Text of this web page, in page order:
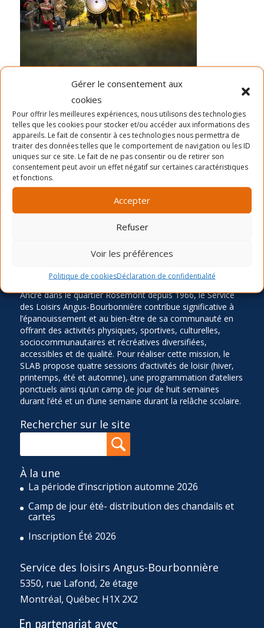
Gérer le consentement aux
cookies
Pour offrir les meilleures expériences, nous utilisons des technologies
telles que les cookies pour stocker et/ou accéder aux informations des
appareils. Le fait de consentir à ces technologies nous permettra de
traiter des données telles que le comportement de navigation ou les ID
uniques sur ce site. Le fait de ne pas consentir ou de retirer son
consentement peut avoir un effet négatif sur certaines caractéristiques
et fonctions.
Accepter
Refuser
Voir les préférences
Politique de cookiesDéclaration de confidentialité
Dernières nouvelles
La période d’inscription automne 2026
Camp de jour été- distribution des chandails et
cartes
Inscription Été 2026
Ancré dans le quartier Rosemont depuis 1966, le Service
des Loisirs Angus-Bourbonnière contribue significative à
l’épanouissement et au bien-être de sa communauté en
offrant des activités physiques, sportives, culturelles,
sociocommunautaires et récréatives diversifiées,
accessibles et de qualité. Pour réaliser cette mission, le
SLAB propose quatre sessions d’activités de loisir (hiver,
printemps, été et automne), une programmation d’ateliers
ponctuels ainsi qu’un camp de jour de huit semaines
durant l’été et un d’une semaine durant la relâche scolaire.
Rechercher sur le site
À la une
La période d’inscription automne 2026
Camp de jour été- distribution des chandails et
cartes
Inscription Été 2026
Service des loisirs Angus-Bourbonnière
5350, rue Lafond, 2e étage
Montréal, Québec H1X 2X2